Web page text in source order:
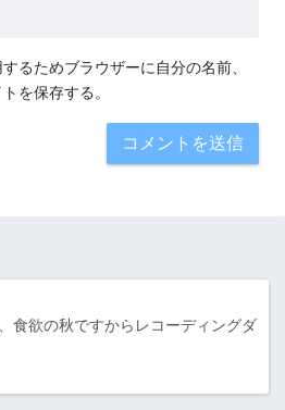
るためブラウザーに自分の名前、
を保存する。
食欲の秋ですからレコーディングダ